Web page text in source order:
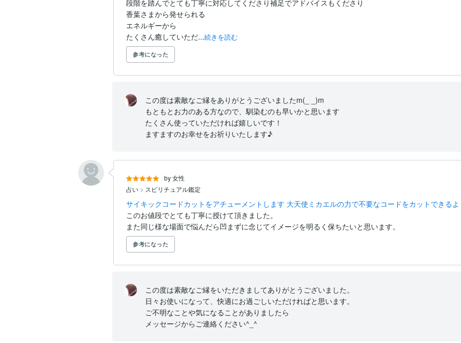
段階を踏んでとても丁寧に対応してくださり補足でアドバイスもくださり
香葉さまから発せられる
エネルギーから
たくさん癒していただ...続きを読む
参考になった
この度は素敵なご縁をありがとうございましたm(_ _)m
もともとお力のある方なので、馴染むのも早いかと思います
たくさん使っていただければ嬉しいです！
ますますのお幸せをお祈りいたします♪
by 女性
占い > スピリチュアル鑑定
サイキックコードカットをアチューメントします 大天使ミカエルの力で不要なコードをカットできる
このお値段でとても丁寧に授けて頂きました。
また同じ様な場面で悩んだら凹まずに念じてイメージを明るく保ちたいと思います。
参考になった
この度は素敵なご縁をいただきましてありがとうございました。
日々お使いになって、快適にお過ごしいただければと思います。
ご不明なことや気になることがありましたら
メッセージからご連絡ください^_^